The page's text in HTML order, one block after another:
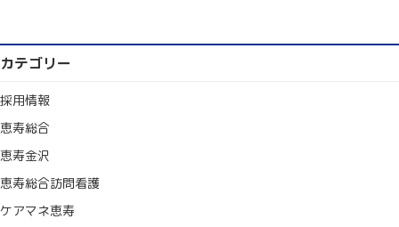
カテゴリー
採用情報
恵寿総合
恵寿金沢
恵寿総合訪問看護
ケアマネ恵寿